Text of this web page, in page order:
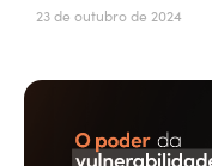
23 de outubro de 2024